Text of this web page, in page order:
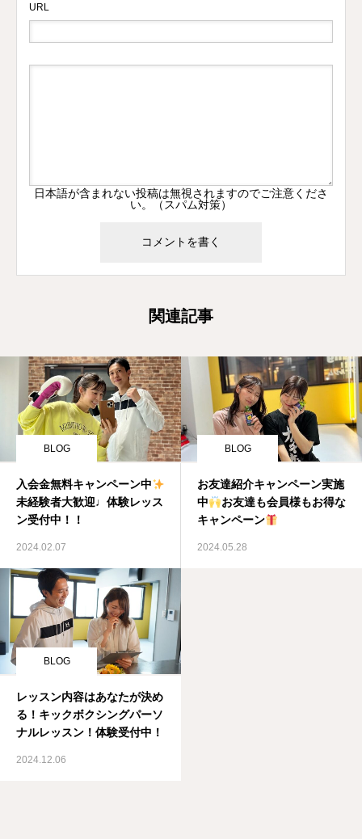
URL
日本語が含まれない投稿は無視されますのでご注意くださ
い。（スパム対策）
関連記事
BLOG
入会金無料キャンペーン中
未経験者大歓迎♩体験レッス
ン受付中！！
2024.02.07
BLOG
お友達紹介キャンペーン実施
中
お友達も会員様もお得な
キャンペーン
2024.05.28
BLOG
レッスン内容はあなたが決め
る！キックボクシングパーソ
ナルレッスン！体験受付中！
2024.12.06